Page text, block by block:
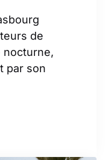
de
nocturne,
par son